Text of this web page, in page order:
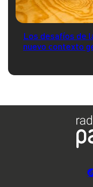
Los desafíos de
nuevo contexto